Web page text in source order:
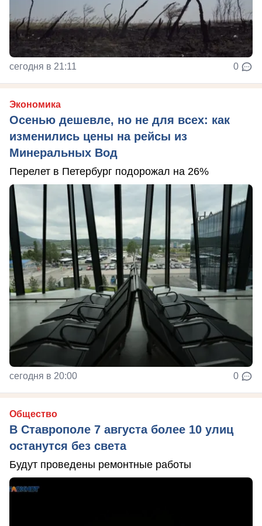
сегодня в 21:11 0
Экономика
Осенью дешевле, но не для всех: как
изменились цены на рейсы из
Минеральных Вод
Перелет в Петербург подорожал на 26%
сегодня в 20:00 0
Общество
В Ставрополе 7 августа более 10 улиц
останутся без света
Будут проведены ремонтные работы